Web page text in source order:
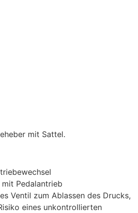
mit Sattel.
Pedalantrieb
Ventil zum Ablassen des Drucks,
eines unkontrollierten